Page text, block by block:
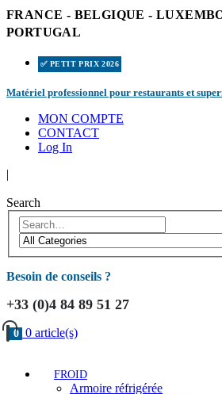
FRANCE - BELGIQUE -
PORTUGAL
✅ PETIT PRIX 2026
Matériel professionnel pour restaurants et
MON COMPTE
CONTACT
Log In
|
Search
Besoin de conseils ?
+33 (0)4 84 89 51 27
0 0 article(s)
FROID
Armoire réfrigérée